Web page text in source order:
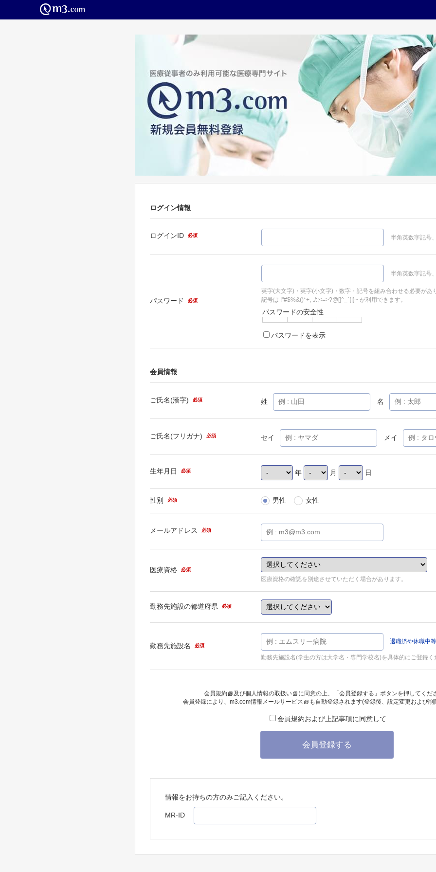
ログイン情報
ログインID 必須 半角英数字記号
パスワード 必須
半角英数字記号
英字(大文字)・英字(小文字)・数字・記号を組み合わせる必要があ
記号は !"#$%&()*+,-./:;<=>?@[]^_`{|}~ が利用できます。
パスワードの安全性
パスワードを表示
会員情報
ご氏名(漢字) 必須 姓 名
ご氏名(フリガナ) 必須 セイ メイ
生年月日 必須 年 月 日
性別 必須 男性 女性
メールアドレス 必須
医療資格 必須
医療資格の確認を別途させていただく場合があります。
勤務先施設の都道府県 必須
勤務先施設名 必須
退職済や休職中
勤務先施設名(学生の方は大学名・専門学校名)を具体的にご登録く
会員規約 及び個人情報の取扱い
に同意の上、「会員登録する」ボタンを押してくだ
会員登録により、 m3.com情報メールサービス も自動登録されます(登録後、設定変更および
会員規約および上記事項に同意して
会員登録する
情報をお持ちの方のみご記入ください。
MR-ID